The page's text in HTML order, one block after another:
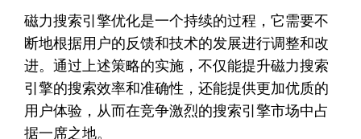
磁力搜索引擎优化是一个持续的过程，它需要不
断地根据用户的反馈和技术的发展进行调整和改
进。通过上述策略的实施，不仅能提升磁力搜索
引擎的搜索效率和准确性，还能提供更加优质的
用户体验，从而在竞争激烈的搜索引擎市场中占
据一席之地。